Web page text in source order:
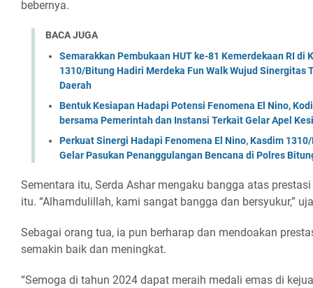
bebernya.
BACA JUGA
Semarakkan Pembukaan HUT ke-81 Kemerdekaan RI di
1310/Bitung Hadiri Merdeka Fun Walk Wujud Sinergitas
Daerah
Bentuk Kesiapan Hadapi Potensi Fenomena El Nino,
bersama Pemerintah dan Instansi Terkait Gelar Apel
Perkuat Sinergi Hadapi Fenomena El Nino, Kasdim
Gelar Pasukan Penanggulangan Bencana di Polres
Sementara itu, Serda Ashar mengaku bangga atas
itu. “Alhamdulillah, kami sangat bangga dan bersyukur,”
Sebagai orang tua, ia pun berharap dan mendoakan
semakin baik dan meningkat.
“Semoga di tahun 2024 dapat meraih medali emas di